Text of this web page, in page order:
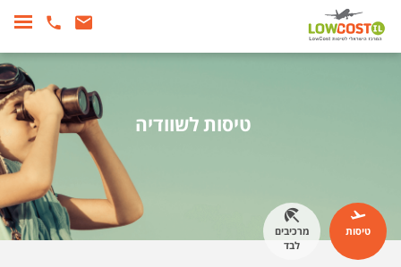
טיסות
מרכיבים
לבד
טיסות לשוודיה